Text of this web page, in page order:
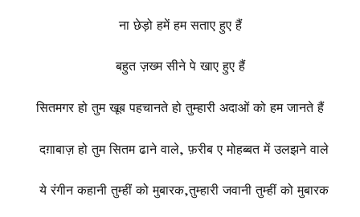
ना छेड़ो हमें हम सताए हुए हैं
बहुत ज़ख्म सीने पे खाए हुए हैं
सितमगर हो तुम खूब पहचानते हो तुम्हारी अदाओं को हम जानते हैं
दग़ाबाज़ हो तुम सितम ढाने वाले, फ़रीब ए मोहब्बत में उलझने वाले
ये रंगीन कहानी तुम्हीं को मुबारक,तुम्हारी जवानी तुम्हीं को मुबारक